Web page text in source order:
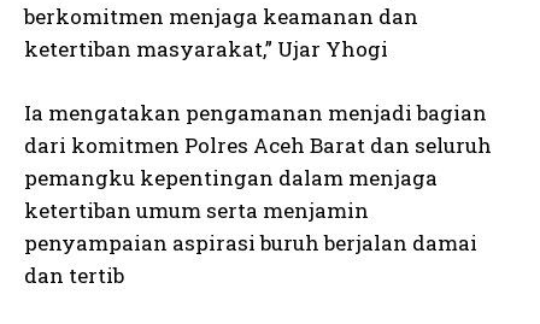
berkomitmen menjaga keamanan dan
ketertiban masyarakat,” Ujar Yhogi
Ia mengatakan pengamanan menjadi bagian
dari komitmen Polres Aceh Barat dan seluruh
pemangku kepentingan dalam menjaga
ketertiban umum serta menjamin
penyampaian aspirasi buruh berjalan damai
dan tertib